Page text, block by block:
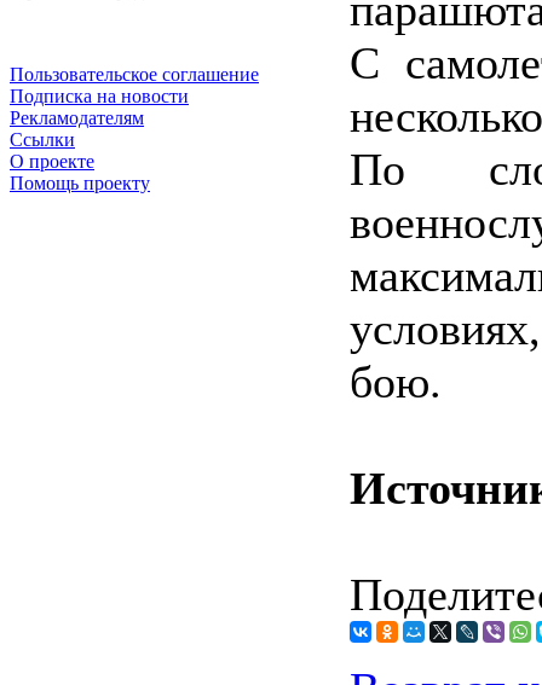
Пользовательское соглашение
Подписка на новости
Рекламодателям
Ссылки
О проекте
Помощь проекту
С
По
бою.